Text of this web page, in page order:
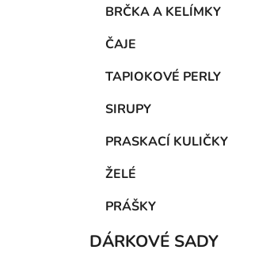
BRČKA A KELÍMKY
ČAJE
TAPIOKOVÉ PERLY
SIRUPY
PRASKACÍ KULIČKY
ŽELÉ
PRÁŠKY
DÁRKOVÉ SADY